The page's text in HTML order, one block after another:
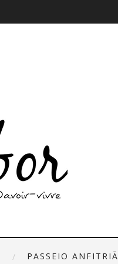
PASSEIO ANFITRIÃ